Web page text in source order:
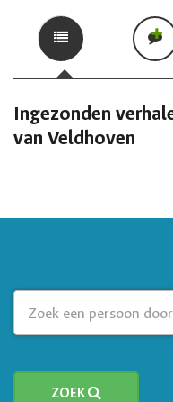
Ingezonden
van Veldhoven
ZOEK